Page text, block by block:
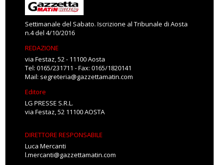
Settimanale del Sabato. Iscrizione al Tribunale di Aosta
n.4 del 4/10/2016
REDAZIONE
via Festaz, 52 - 11100 Aosta
Tel: 0165/231711 - Fax: 0165/1820141
Mail: segreteria@gazzettamatin.com
Editore
LG PRESSE S.R.L.
via Festaz, 52 11100 AOSTA
DIRETTORE RESPONSABILE
Luca Mercanti
l.mercanti@gazzettamatin.com